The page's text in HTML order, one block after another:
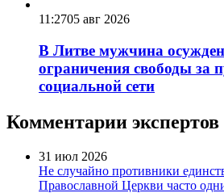
11:2705 авг 2026
В Литве мужчина
ограничения свободы за
социальной сети
Комментарии экспертов
31 июл 2026
Не случайно противники
Православной Церкви часто